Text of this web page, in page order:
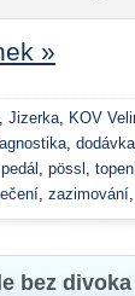
»
Jizerka KOV
dodávka
pössl
zazimování
bez divoka